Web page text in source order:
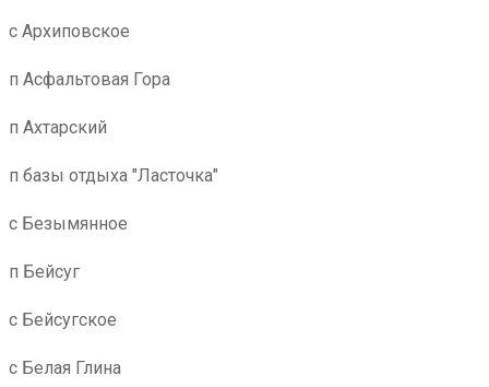
с Архиповское
п Асфальтовая Гора
п Ахтарский
п базы отдыха "Ласточка"
с Безымянное
п Бейсуг
с Бейсугское
с Белая Глина